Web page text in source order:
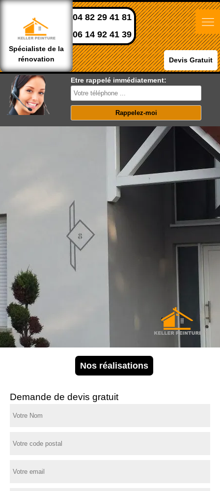
Spécialiste de la
rénovation
04 82 29 41 81
06 14 92 41 39
Devis Gratuit
Etre rappelé immédiatement:
Nos réalisations
Demande de devis gratuit